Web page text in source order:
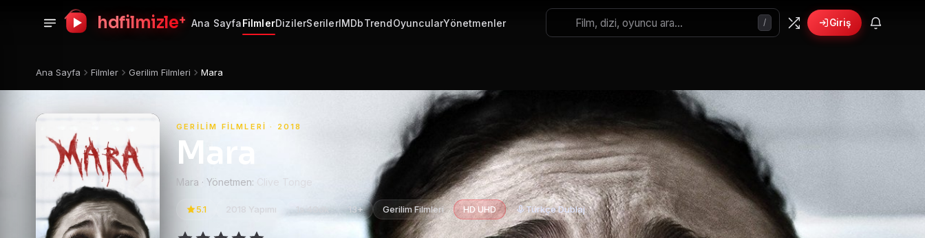
hdfilmizle+ Ana SayfaFilmlerDizilerSerilerIMDbTrendOyuncularYönetmenler / Giriş
Ana Sayfa Filmler Gerilim Filmleri Mara
GERILIM FILMLERI · 2018
Mara
Mara · Yönetmen: Clive Tonge
5.1 2018 Yapımı 1s 40dk 13+ Gerilim Filmleri HD UHD Türkçe Dublaj